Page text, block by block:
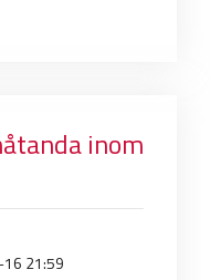
inom
21:59